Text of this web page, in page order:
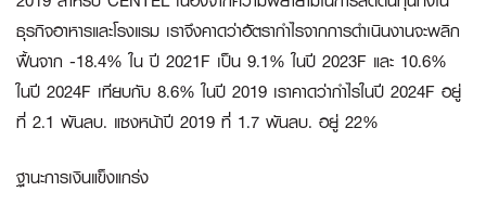
ธุรกิจอาหารและโรงแรม เราจึงคาดว่าอัตรากำไรจากการดำเนินงานจะพลิก
ฟื้นจาก -18.4% ใน ปี 2021F เป็น 9.1% ในปี 2023F และ 10.6%
ในปี 2024F เทียบกับ 8.6% ในปี 2019 เราคาดว่ากำไรในปี 2024F อยู่
ที่ 2.1 พันลบ. แซงหน้าปี 2019 ที่ 1.7 พันลบ. อยู่ 22%
ฐานะการเงินแข็งแกร่ง